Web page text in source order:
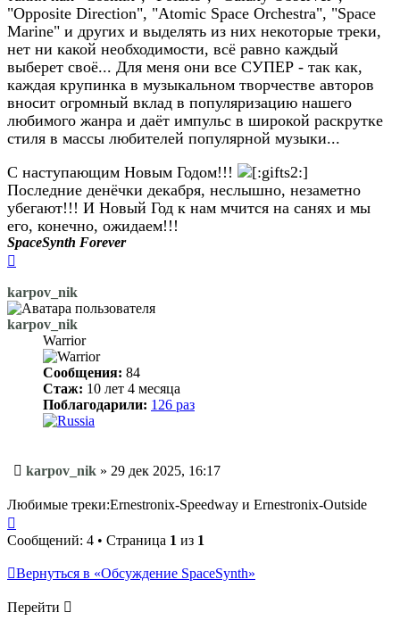
"Opposite Direction", "Atomic Space Orchestra", "Space
Marine" и других и выделять из них некоторые треки,
нет ни какой необходимости, всё равно каждый
выберет своё... Для меня они все СУПЕР - так как,
каждая крупинка в музыкальном творчестве авторов
вносит огромный вклад в популяризацию нашего
любимого жанра и даёт импульс в широкой раскрутке
стиля в массы любителей популярной музыки...
С наступающим Новым Годом!!!
Последние денёчки декабря, неслышно, незаметно
убегают!!! И Новый Год к нам мчится на санях и мы
его, конечно, ожидаем!!!
SpaceSynth Forever
началу
karpov_nik
karpov_nik
Warrior
Сообщения: 84
Стаж: 10 лет 4 месяца
Поблагодарили: 126 раз
Сообщение
karpov_nik » 29 дек 2025, 16:17
Любимые треки:Ernestronix-Speedway и Ernestronix-Outside
к
началу
Сообщений: 4 • Страница 1 из 1
Вернуться в «Обсуждение SpaceSynth»
Перейти